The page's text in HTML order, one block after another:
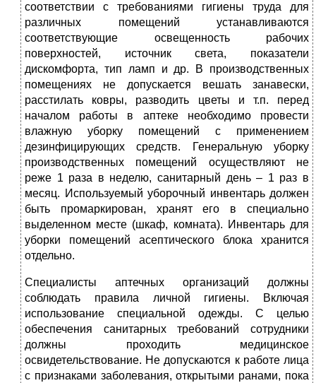
соответствии с требованиями гигиены труда для
различных помещений устанавливаются
соответствующие освещенность рабочих
поверхностей, источник света, показатели
дискомфорта, тип ламп и др. В производственных
помещениях не допускается вешать занавески,
расстилать ковры, разводить цветы и т.п. перед
началом работы в аптеке необходимо провести
влажную уборку помещений с применением
дезинфицирующих средств. Генеральную уборку
производственных помещений осуществляют не
реже 1 раза в неделю, санитарный день – 1 раз в
месяц. Используемый уборочный инвентарь должен
быть промаркирован, хранят его в специально
выделенном месте (шкаф, комната). Инвентарь для
уборки помещений асептического блока хранится
отдельно.
Специалисты аптечных организаций должны
соблюдать правила личной гигиены. Включая
использование специальной одежды. С целью
обеспечения санитарных требований сотрудники
должны проходить медицинское
освидетельствование. Не допускаются к работе лица
с признаками заболевания, открытыми ранами, пока